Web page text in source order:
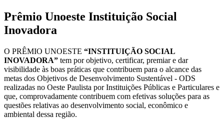
Prêmio Unoeste Instituição Social
Inovadora
O PRÊMIO UNOESTE “INSTITUIÇÃO SOCIAL
INOVADORA” tem por objetivo, certificar, premiar e dar
visibilidade às boas práticas que contribuem para o alcance das
metas dos Objetivos de Desenvolvimento Sustentável - ODS
realizadas no Oeste Paulista por Instituições Públicas e Particulares e
que, comprovadamente contribuem com efetivas soluções para as
questões relativas ao desenvolvimento social, econômico e
ambiental dessa região.